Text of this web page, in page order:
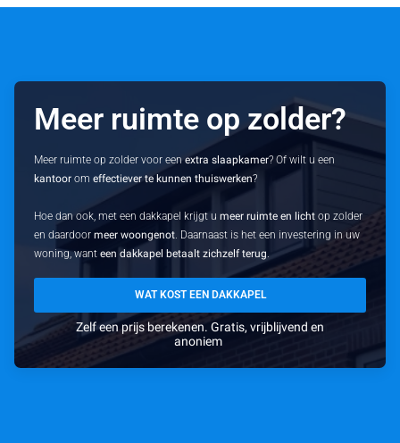
Meer ruimte op zolder?
Meer ruimte op zolder voor eenextra slaapkamer? Of wilt u een
kantoor omeffectiever te kunnen thuiswerken?
Hoe dan ook, met een dakkapel krijgt umeer ruimte en licht op zolder
en daardoormeer woongenot. Daarnaast is het een investering in uw
woning, wanteen dakkapel betaalt zichzelf terug.
WAT KOST EEN DAKKAPEL
Zelf een prijs berekenen. Gratis, vrijblijvend en
anoniem